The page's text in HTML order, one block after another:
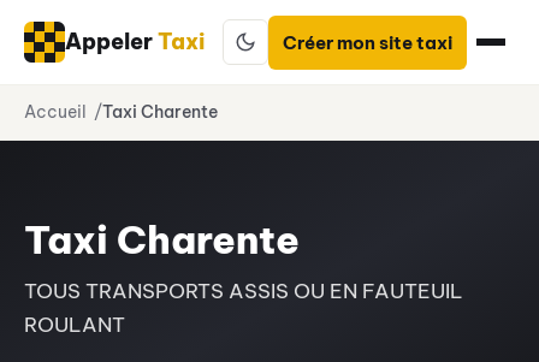
Aller
AppelerTaxi Créer mon site taxi
Accueil Taxi Charente
Taxi Charente
TOUS TRANSPORTS ASSIS OU EN FAUTEUIL
ROULANT